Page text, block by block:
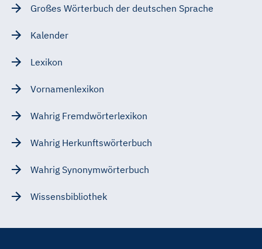
Großes Wörterbuch der deutschen Sprache
Kalender
Lexikon
Vornamenlexikon
Wahrig Fremdwörterlexikon
Wahrig Herkunftswörterbuch
Wahrig Synonymwörterbuch
Wissensbibliothek